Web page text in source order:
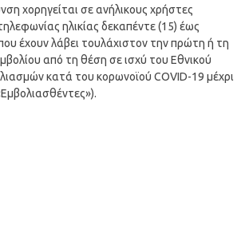
χορηγείται σε ανήλικους χρήστες
ηλικίας δεκαπέντε (15) έως
έχουν λάβει τουλάχιστον την πρώτη ή τη
από τη θέση σε ισχύ του Εθνικού
κατά του κορωνοϊού COVID-19 μέχρι